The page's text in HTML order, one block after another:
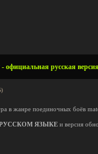
официальная русская версия
в жанре поединочных боёв
ЯЗЫКЕ и версия